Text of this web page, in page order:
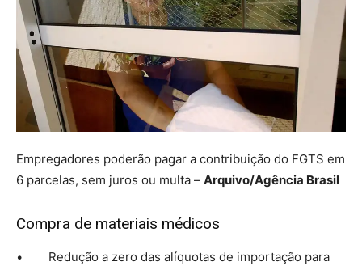
Empregadores poderão pagar a contribuição do FGTS em
6 parcelas, sem juros ou multa – Arquivo/Agência Brasil
Compra de materiais médicos
• Redução a zero das alíquotas de importação para